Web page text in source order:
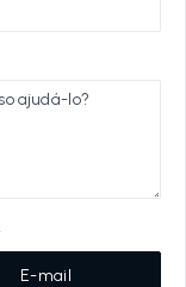
E-mail